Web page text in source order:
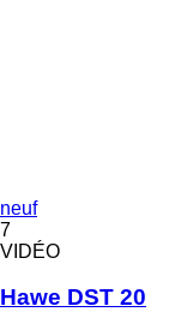
neuf
7
VIDÉO
Hawe DST 20